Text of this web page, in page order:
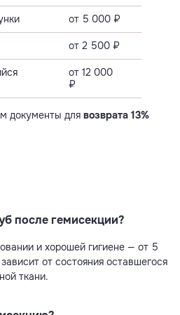
от 5 000 ₽
от 2 500 ₽
от 12 000
₽
документы для возврата 13%
после гемисекции?
и хорошей гигиене — от 5
от состояния оставшегося
ткани.